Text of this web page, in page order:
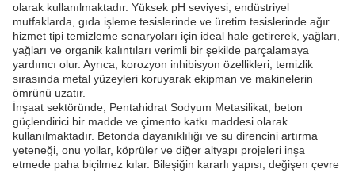
olarak kullanılmaktadır. Yüksek pH seviyesi, endüstriyel
mutfaklarda, gıda işleme tesislerinde ve üretim tesislerinde ağır
hizmet tipi temizleme senaryoları için ideal hale getirerek, yağları,
yağları ve organik kalıntıları verimli bir şekilde parçalamaya
yardımcı olur. Ayrıca, korozyon inhibisyon özellikleri, temizlik
sırasında metal yüzeyleri koruyarak ekipman ve makinelerin
ömrünü uzatır.
İnşaat sektöründe, Pentahidrat Sodyum Metasilikat, beton
güçlendirici bir madde ve çimento katkı maddesi olarak
kullanılmaktadır. Betonda dayanıklılığı ve su direncini artırma
yeteneği, onu yollar, köprüler ve diğer altyapı projeleri inşa
etmede paha biçilmez kılar. Bileşiğin kararlı yapısı, değişen çevre